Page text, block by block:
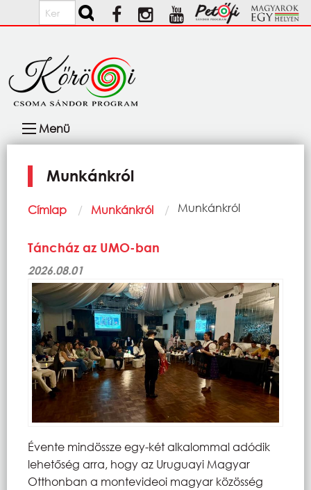
Ugrás a tartalomra
Keresés
navigáció
Menü
Munkánkról
Morzsa
Címlap Munkánkról Current:
Munkánkról
Táncház az UMO-ban
2026.08.01
Évente mindössze egy-két alkalommal adódik
lehetőség arra, hogy az Uruguayi Magyar
Otthonban a montevideoi magyar közösség